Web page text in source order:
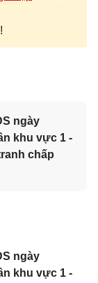
ngày
khu vực 1 -
chấp
ngày
khu vực 1 -